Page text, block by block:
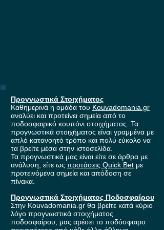
Προγνωστικά Στοιχήματος
Καθημερινά η ομάδα του Kouvadomania.gr
αναλύει και προτείνει σημεία από το
ποδοσφαιρικό κουπόνι στοιχήματος. Τα
προγνωστικά στοιχήματος είναι γραμμένα με
απλό κατανοητό τρόπο και πολύ εύκολο να
τα βρείτε μέσα στην ιστοσελίδα.
Τα προγνωστικά μας είναι είτε σε άρθρα με
ανάλυση, είτε ως προτάσεις Quick Bet με
προτεινόμενα σημεία και απόδοση σε
πίνακα.
Προγνωστικά Στοιχήματος Ποδοσφαίρου
Στην Kouvadomania.gr θα βρείτε κατά κύριο
λόγο προγνωστικά στοιχήματος
ποδοσφαίρου, μας αρέσει το ποδόσφαιρο